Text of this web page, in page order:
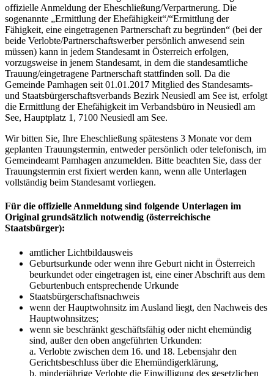
offizielle Anmeldung der Eheschließung/Verpartnerung. Die
sogenannte „Ermittlung der Ehefähigkeit“/“Ermittlung der
Fähigkeit, eine eingetragenen Partnerschaft zu begründen“ (bei der
beide Verlobte/Partnerschaftswerber persönlich anwesend sein
müssen) kann in jedem Standesamt in Österreich erfolgen,
vorzugsweise in jenem Standesamt, in dem die standesamtliche
Trauung/eingetragene Partnerschaft stattfinden soll. Da die
Gemeinde Pamhagen seit 01.01.2017 Mitglied des Standesamts-
und Staatsbürgerschaftsverbands Bezirk Neusiedl am See ist, erfolgt
die Ermittlung der Ehefähigkeit im Verbandsbüro in Neusiedl am
See, Hauptplatz 1, 7100 Neusiedl am See.
Wir bitten Sie, Ihre Eheschließung spätestens 3 Monate vor dem
geplanten Trauungstermin, entweder persönlich oder telefonisch, im
Gemeindeamt Pamhagen anzumelden. Bitte beachten Sie, dass der
Trauungstermin erst fixiert werden kann, wenn alle Unterlagen
vollständig beim Standesamt vorliegen.
Für die offizielle Anmeldung sind folgende Unterlagen im
Original grundsätzlich notwendig (österreichische
Staatsbürger):
amtlicher Lichtbildausweis
Geburtsurkunde oder wenn ihre Geburt nicht in Österreich
beurkundet oder eingetragen ist, eine einer Abschrift aus dem
Geburtenbuch entsprechende Urkunde
Staatsbürgerschaftsnachweis
wenn der Hauptwohnsitz im Ausland liegt, den Nachweis des
Hauptwohnsitzes;
wenn sie beschränkt geschäftsfähig oder nicht ehemündig
sind, außer den oben angeführten Urkunden:
a. Verlobte zwischen dem 16. und 18. Lebensjahr den
Gerichtsbeschluss über die Ehemündigerklärung,
b. minderjährige Verlobte die Einwilligung des gesetzlichen